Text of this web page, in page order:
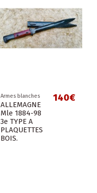
Armes blanches
ALLEMAGNE
Mle 1884-98
3e TYPE A
PLAQUETTES
BOIS.
140€